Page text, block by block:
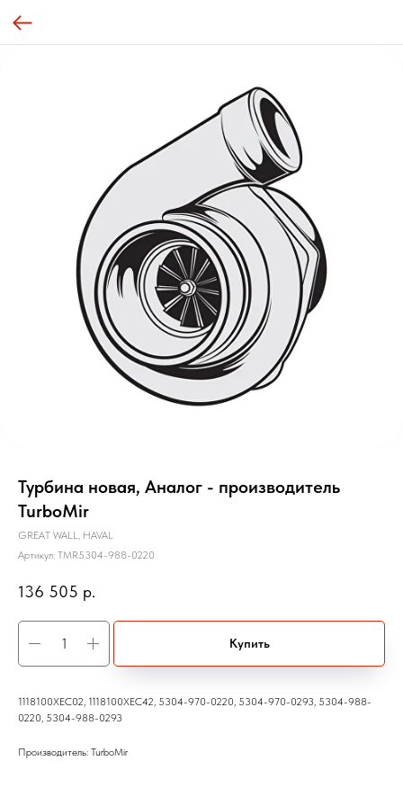
Турбина новая, Аналог - производитель
TurboMir
GREAT WALL, HAVAL
Артикул: TMR5304-988-0220
136 505 р.
Купить
1118100XEC02, 1118100XEC42, 5304-970-0220, 5304-970-0293, 5304-988-
0220, 5304-988-0293
Производитель: TurboMir